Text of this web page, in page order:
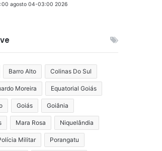
agosto 04-03:00 2026
Barro Alto Colinas Do Sul
Moreira Equatorial Goiás
Goiás Goiânia
Mara Rosa Niquelândia
Militar Porangatu